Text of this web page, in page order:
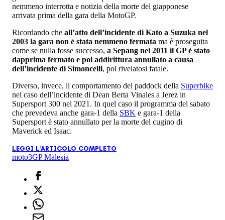
nemmeno interrotta e notizia della morte del giapponese
arrivata prima della gara della MotoGP.
Ricordando che all’atto dell’incidente di Kato a Suzuka nel
2003 la gara non è stata nemmeno fermata ma è proseguita
come se nulla fosse successo, a Sepang nel 2011 il GP è stato
dapprima fermato e poi addirittura annullato a causa
dell’incidente di Simoncelli, poi rivelatosi fatale.
Diverso, invece, il comportamento del paddock della Superbike
nel caso dell’incidente di Dean Berta Vinales a Jerez in
Supersport 300 nel 2021. In quel caso il programma del sabato
che prevedeva anche gara-1 della SBK e gara-1 della
Supersport è stato annullato per la morte del cugino di
Maverick ed Isaac.
LEGGI L'ARTICOLO COMPLETO
moto3GP Malesia